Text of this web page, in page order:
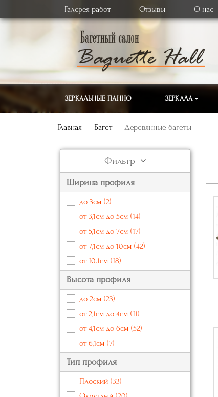
Галерея работ Отзывы О нас
ЗЕРКАЛЬНЫЕ ПАННО ЗЕРКАЛА
Главная Багет Деревянные багеты
Фильтр
Ширина профиля
до 3см (2)
от 3,1см до 5см (14)
от 5,1см до 7см (17)
от 7,1см до 10см (42)
от 10.1см (18)
Высота профиля
до 2см (23)
от 2,1см до 4см (11)
от 4,1см до 6см (52)
от 6,1см (7)
Тип профиля
Плоский (33)